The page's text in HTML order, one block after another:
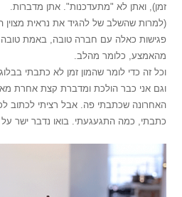
זמן), ואתן לא "מתעדכנות". אתן מדברות.
(למרות שהשלב של להגיד את נראית מצוין
פגישות כאלה עם חברה טובה, באמת
מהאמצע, כלומר מהלב.
וכל זה כדי לומר שהמון זמן לא כתבתי
וגם אני כבר הולכת ומדברת קצת אחרת
האחרונה שכתבתי פה. אבל רציתי לכתוב
כתבתי, כמה התגעגעתי. בואו נדבר ישר